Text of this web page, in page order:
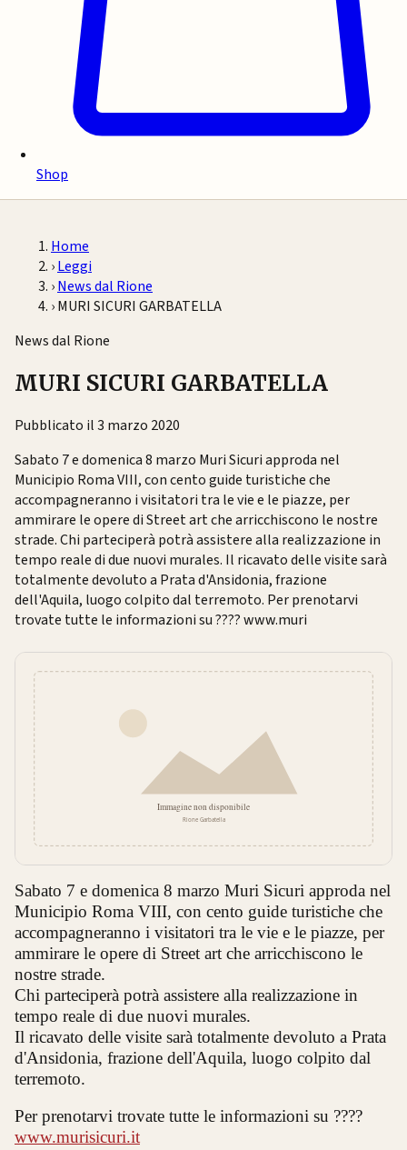
Shop
Home
›Leggi
›News dal Rione
›MURI SICURI GARBATELLA
News dal Rione
MURI SICURI GARBATELLA
Pubblicato il 3 marzo 2020
Sabato 7 e domenica 8 marzo Muri Sicuri approda nel
Municipio Roma VIII, con cento guide turistiche che
accompagneranno i visitatori tra le vie e le piazze, per
ammirare le opere di Street art che arricchiscono le nostre
strade. Chi parteciperà potrà assistere alla realizzazione in
tempo reale di due nuovi murales. Il ricavato delle visite sarà
totalmente devoluto a Prata d'Ansidonia, frazione
dell'Aquila, luogo colpito dal terremoto. Per prenotarvi
trovate tutte le informazioni su ???? www.muri
Sabato 7 e domenica 8 marzo Muri Sicuri approda nel
Municipio Roma VIII, con cento guide turistiche che
accompagneranno i visitatori tra le vie e le piazze, per
ammirare le opere di Street art che arricchiscono le
nostre strade.
Chi parteciperà potrà assistere alla realizzazione in
tempo reale di due nuovi murales.
Il ricavato delle visite sarà totalmente devoluto a Prata
d'Ansidonia, frazione dell'Aquila, luogo colpito dal
terremoto.
Per prenotarvi trovate tutte le informazioni su ????
www.murisicuri.it